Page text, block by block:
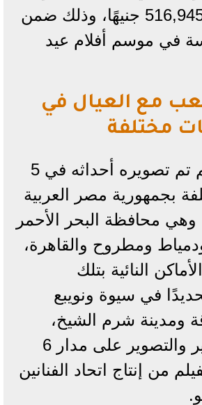
إيرادات بلغت 516,945 جنيهًا، وذلك ضمن
في موسم أفلام عيد
مع العيال في
يذكر أن الفيلم تم تصويره أحداثه في 5
بجمهورية مصر العربية
وهي محافظة البحر الأحمر
ومطروح والقاهرة،
النائية بتلك
في سيوة ونويبع
ومدينة شرم الشيخ،
واستمر التحضير والتصوير على مدار 6
من إنتاج اتحاد الفنانين